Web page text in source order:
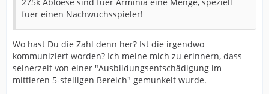
fuer einen Nachwuchsspieler!
Wo hast Du die Zahl denn her? Ist die irgendwo
kommuniziert worden? Ich meine mich zu erinnern, dass
seinerzeit von einer "Ausbildungsentschädigung im
mittleren 5-stelligen Bereich" gemunkelt wurde.